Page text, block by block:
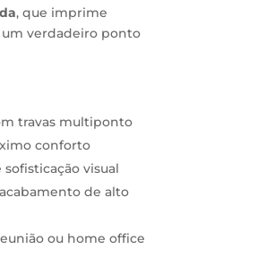
, que imprime
um verdadeiro ponto
travas multiponto
conforto
visual
de alto
ou home office